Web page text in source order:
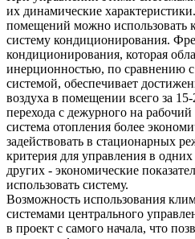
их динамические
помещений можно использовать
систему кондиционирования.
кондиционирования, которая
инерционностью, по сравнению
системой, обеспечивает
воздуха в помещении всего за
перехода с дежурного на
система отопления более
задействовать в стационарных
критерия для управления в
других - экономические
использовать систему.
Возможность использования
системами центрального
в проект с самого начала, что